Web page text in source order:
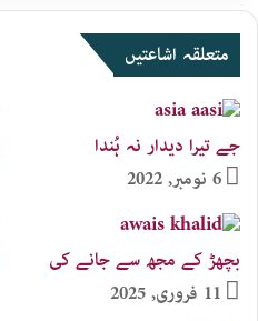
متعلقہ اشاعتیں
جے تیرا دیدار نہ ہُندا
6 نومبر, 2022
بچھڑ کے مجھ سے جانے کی
11 فروری, 2025